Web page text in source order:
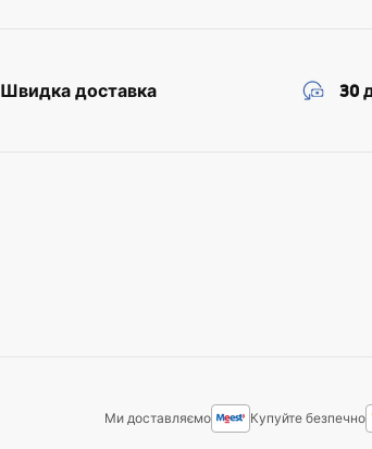
Швидка доставка 30
Ми доставляємо Купуйте безпечно